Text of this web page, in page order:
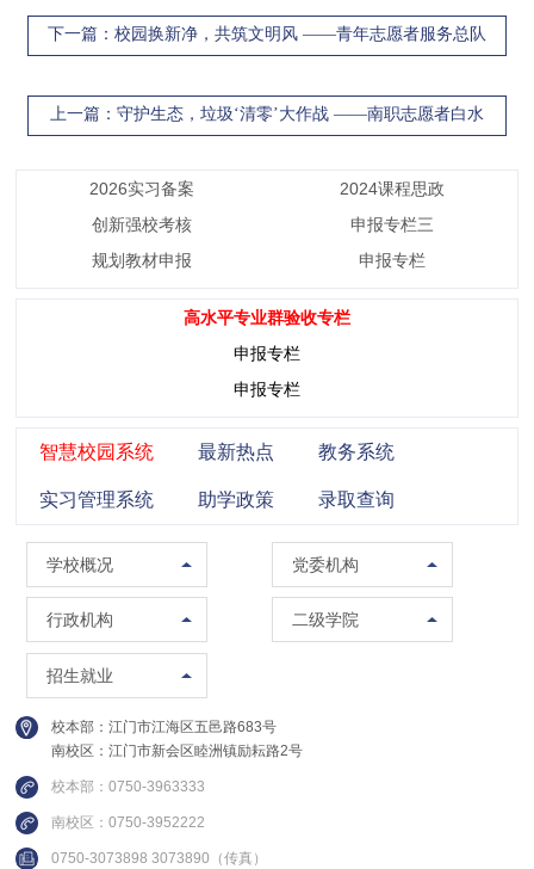
下一篇：校园换新净，共筑文明风 ——青年志愿者服务总队
上一篇：守护生态，垃圾‘清零’大作战 ——南职志愿者白水
2026实习备案
2024课程思政
创新强校考核
申报专栏三
规划教材申报
申报专栏
高水平专业群验收专栏
申报专栏
申报专栏
智慧校园系统
实习管理系统
最新热点
助学政策
教务系统
录取查询
学校概况
学校概况
校训精神
现任领导
组织架构
联系方式
视频集锦
党委机构
党委组织部（党校）
党委宣传部（普法办公室）
党委统战部
行政机构
党政办公室（法制办公室）
南校区管委会办公室
人事处（教师发展中心）
教务处
质量与评建办公室
数据中心
二级学院
马克思主义学院
管理学院
招生就业
招生办公室
继续教育学院
创新精英班
校本部：江门市江海区五邑路683号
南校区：江门市新会区睦洲镇励耘路2号
校本部：0750-3963333
南校区：0750-3952222
0750-3073898 3073890（传真）